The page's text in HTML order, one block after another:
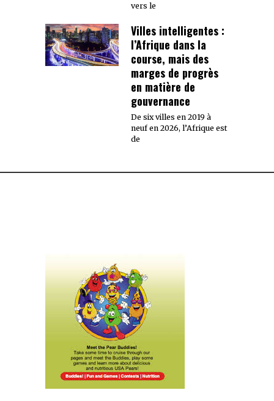
vers le
Villes intelligentes :
l’Afrique dans la
course, mais des
marges de progrès
en matière de
gouvernance
De six villes en 2019 à
neuf en 2026, l’Afrique est
de